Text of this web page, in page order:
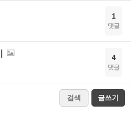
1
댓글
4
댓글
검색 글쓰기